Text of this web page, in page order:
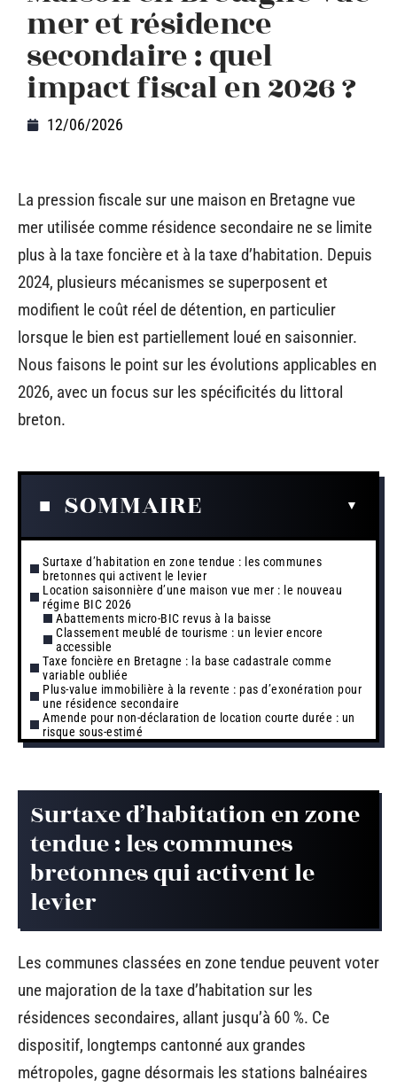
mer et résidence
secondaire : quel
impact fiscal en 2026 ?
12/06/2026
La pression fiscale sur une maison en Bretagne vue
mer utilisée comme résidence secondaire ne se limite
plus à la taxe foncière et à la taxe d’habitation. Depuis
2024, plusieurs mécanismes se superposent et
modifient le coût réel de détention, en particulier
lorsque le bien est partiellement loué en saisonnier.
Nous faisons le point sur les évolutions applicables en
2026, avec un focus sur les spécificités du littoral
breton.
SOMMAIRE
Surtaxe d’habitation en zone tendue : les communes
bretonnes qui activent le levier
Location saisonnière d’une maison vue mer : le nouveau
régime BIC 2026
Abattements micro-BIC revus à la baisse
Classement meublé de tourisme : un levier encore
accessible
Taxe foncière en Bretagne : la base cadastrale comme
variable oubliée
Plus-value immobilière à la revente : pas d’exonération pour
une résidence secondaire
Amende pour non-déclaration de location courte durée : un
risque sous-estimé
Surtaxe d’habitation en zone
tendue : les communes
bretonnes qui activent le
levier
Les communes classées en zone tendue peuvent voter
une majoration de la taxe d’habitation sur les
résidences secondaires, allant jusqu’à 60 %. Ce
dispositif, longtemps cantonné aux grandes
métropoles, gagne désormais les stations balnéaires